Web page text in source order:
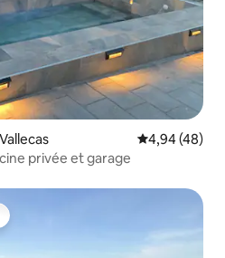
Note
4,94 (48)
privée et garage